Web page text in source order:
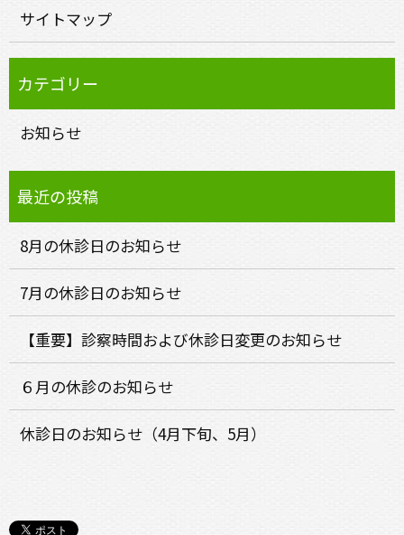
サイトマップ
お知らせ
8月の休診日のお知らせ
7月の休診日のお知らせ
【重要】診察時間および休診日変更のお知らせ
６月の休診のお知らせ
休診日のお知らせ（4月下旬、5月）